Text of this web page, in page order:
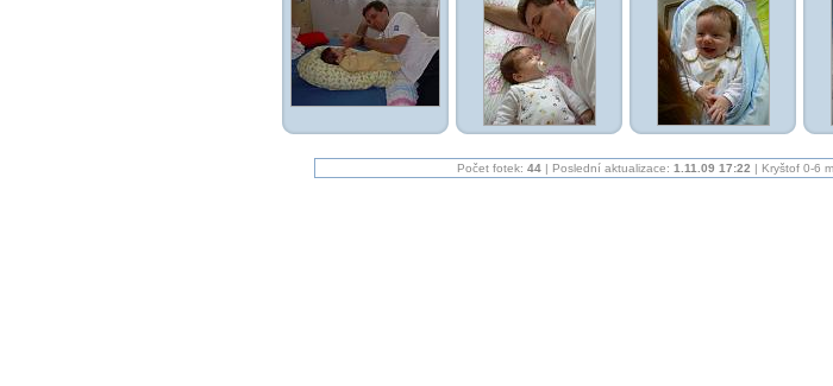
Počet fotek: 44| Poslední aktualizace: 1.11.09 17:22 | Kryštof 0-6